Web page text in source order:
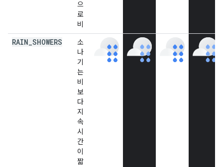
으
로
비
RAIN SHOWERS
소
나
기
는
비
보
다
지
속
시
간
이
짧